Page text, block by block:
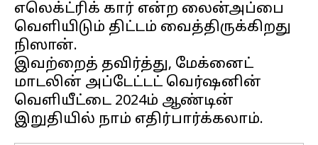
எலெக்ட்ரிக் கார் என்ற லைன்அப்பை
வெளியிடும் திட்டம் வைத்திருக்கிறது
நிஸான்.
இவற்றைத் தவிர்த்து, மேக்னைட்
மாடலின் அப்டேட்டட் வெர்ஷனின்
வெளியீட்டை 2024ம் ஆண்டின்